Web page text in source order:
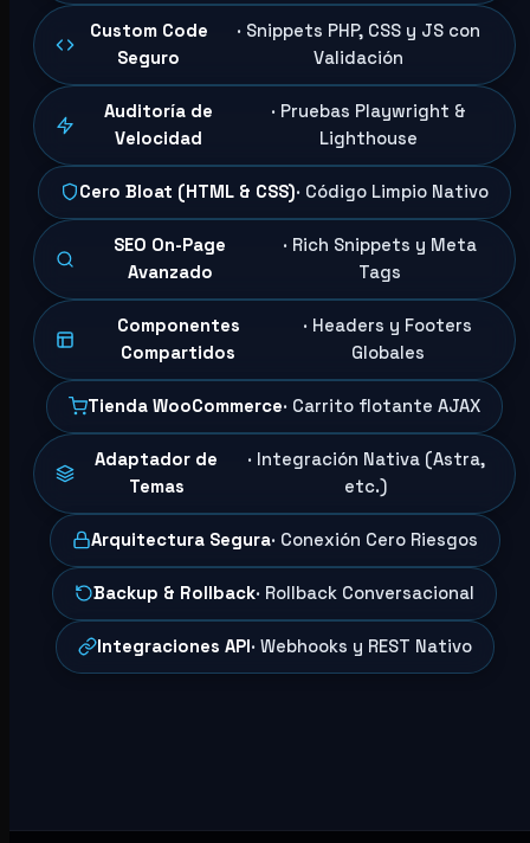
Custom Code
Seguro
· Snippets PHP, CSS y JS con
Validación
Auditoría de
Velocidad
· Pruebas Playwright &
Lighthouse
Cero Bloat (HTML & CSS)· Código Limpio Nativo
SEO On-Page
Avanzado
· Rich Snippets y Meta
Tags
Componentes
Compartidos
· Headers y Footers
Globales
Tienda WooCommerce· Carrito flotante AJAX
Adaptador de
Temas
· Integración Nativa (Astra,
etc.)
Arquitectura Segura· Conexión Cero Riesgos
Backup & Rollback· Rollback Conversacional
Integraciones API· Webhooks y REST Nativo